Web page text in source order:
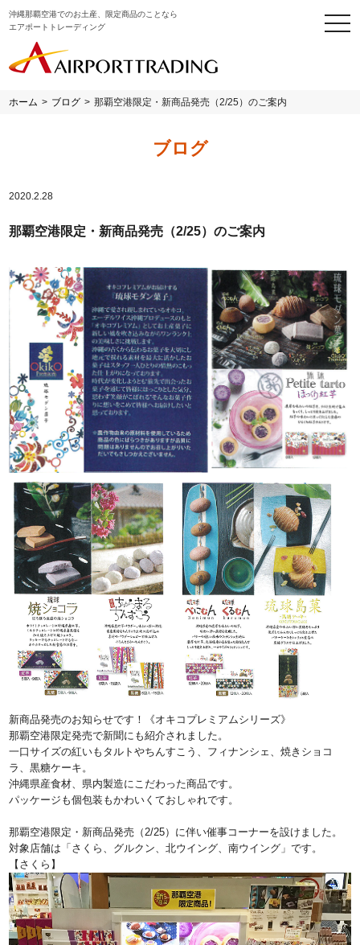
沖縄那覇空港でのお土産、限定商品のことなら
エアポートトレーディング
ホーム > ブログ > 那覇空港限定・新商品発売（2/25）のご案内
ブログ
2020.2.28
那覇空港限定・新商品発売（2/25）のご案内
新商品発売のお知らせです！《オキコプレミアムシリーズ》
那覇空港限定発売で新聞にも紹介されました。
一口サイズの紅いもタルトやちんすこう、フィナンシェ、焼きショコ
ラ、黒糖ケーキ。
沖縄県産食材、県内製造にこだわった商品です。
パッケージも個包装もかわいくておしゃれです。
那覇空港限定・新商品発売（2/25）に伴い催事コーナーを設けました。
対象店舗は「さくら、グルクン、北ウイング、南ウイング」です。
【さくら】